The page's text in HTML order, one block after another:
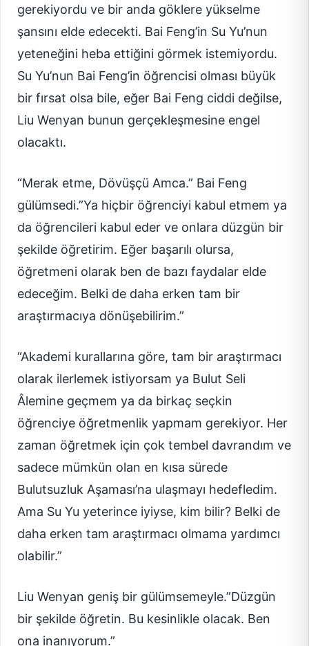
gerekiyordu ve bir anda göklere yükselme
şansını elde edecekti. Bai Feng’in Su Yu’nun
yeteneğini heba ettiğini görmek istemiyordu.
Su Yu’nun Bai Feng’in öğrencisi olması büyük
bir fırsat olsa bile, eğer Bai Feng ciddi değilse,
Liu Wenyan bunun gerçekleşmesine engel
olacaktı.
“Merak etme, Dövüşçü Amca.” Bai Feng
gülümsedi.”Ya hiçbir öğrenciyi kabul etmem ya
da öğrencileri kabul eder ve onlara düzgün bir
şekilde öğretirim. Eğer başarılı olursa,
öğretmeni olarak ben de bazı faydalar elde
edeceğim. Belki de daha erken tam bir
araştırmacıya dönüşebilirim.”
“Akademi kurallarına göre, tam bir araştırmacı
olarak ilerlemek istiyorsam ya Bulut Seli
Âlemine geçmem ya da birkaç seçkin
öğrenciye öğretmenlik yapmam gerekiyor. Her
zaman öğretmek için çok tembel davrandım ve
sadece mümkün olan en kısa sürede
Bulutsuzluk Aşaması’na ulaşmayı hedefledim.
Ama Su Yu yeterince iyiyse, kim bilir? Belki de
daha erken tam araştırmacı olmama yardımcı
olabilir.”
Liu Wenyan geniş bir gülümsemeyle.”Düzgün
bir şekilde öğretin. Bu kesinlikle olacak. Ben
ona inanıyorum.”